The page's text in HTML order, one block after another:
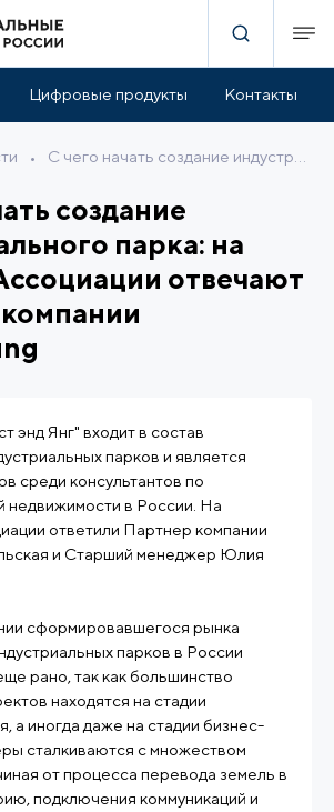
Цифровые продукты Контакты
•
создание
парка: на
отвечают
энд Янг" входит в состав
парков и является
среди консультантов по
недвижимости в России. На
ответили Партнер компании
и Старший менеджер Юлия
сформировавшегося рынка
парков в России
рано, так как большинство
находятся на стадии
а иногда даже на стадии бизнес-
сталкиваются с множеством
от процесса перевода земель в
подключения коммуникаций и